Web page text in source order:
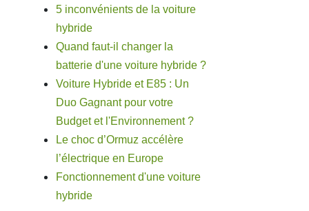
5 inconvénients de la voiture
hybride
Quand faut-il changer la
batterie d'une voiture hybride ?
Voiture Hybride et E85 : Un
Duo Gagnant pour votre
Budget et l'Environnement ?
Le choc d’Ormuz accélère
l’électrique en Europe
Fonctionnement d'une voiture
hybride